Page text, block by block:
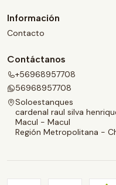
Información
Contacto
Contáctanos
+56968957708
56968957708
Soloestanques
cardenal raul silva
Macul - Macul
Región Metropolitana -